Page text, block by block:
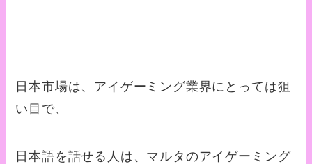
日本市場は、アイゲーミング業界にとっては狙
い目で、
日本語を話せる人は、マルタのアイゲーミング